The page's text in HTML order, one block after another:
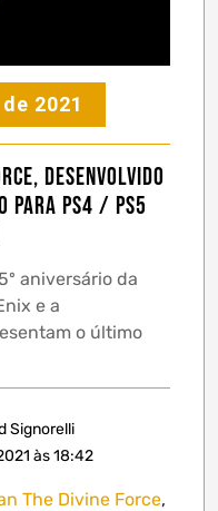
2021
desenvolvido
PS4 / PS5
aniversário da
e a
o último
Signorelli
às 18:42
The Divine Force,